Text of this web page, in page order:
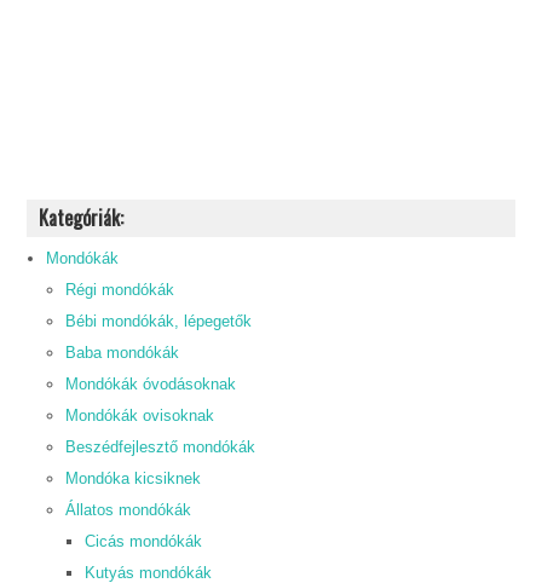
Kategóriák:
Mondókák
Régi mondókák
Bébi mondókák, lépegetők
Baba mondókák
Mondókák óvodásoknak
Mondókák ovisoknak
Beszédfejlesztő mondókák
Mondóka kicsiknek
Állatos mondókák
Cicás mondókák
Kutyás mondókák